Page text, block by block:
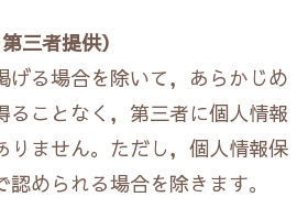
三者提供）
げる場合を除いて，あらかじめ
ることなく，第三者に個人情報
りません。ただし，個人情報保
められる場合を除きます。